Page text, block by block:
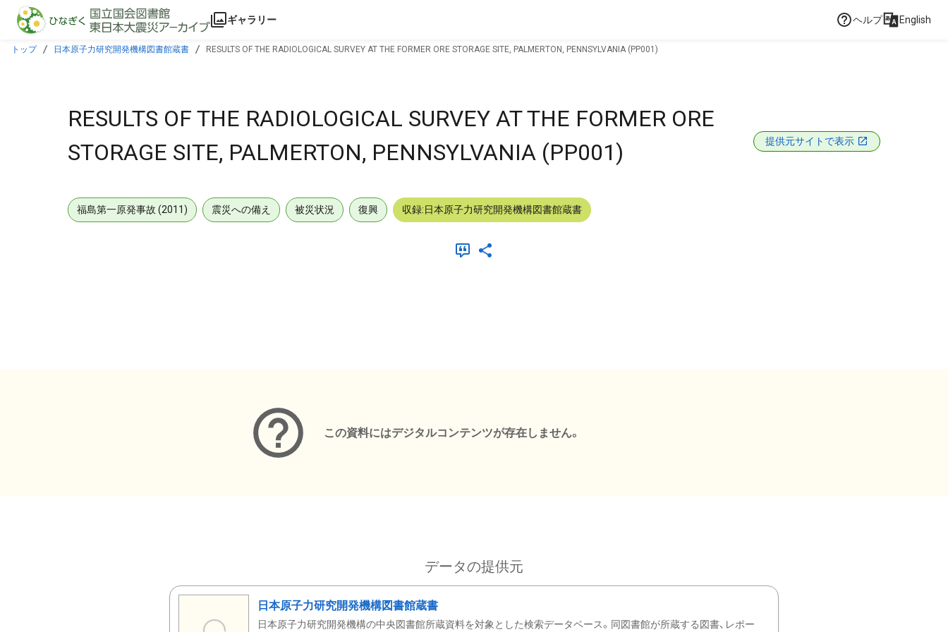
本文に飛ぶ
ギャラリー ヘルプ English
トップ 日本原子力研究開発機構図書館蔵書 RESULTS OF THE RADIOLOGICAL SURVEY AT THE FORMER ORE STORAGE SITE, PALMERTON, PENNSYLVANIA (PP001)
RESULTS OF THE RADIOLOGICAL SURVEY AT THE FORMER ORE
STORAGE SITE, PALMERTON, PENNSYLVANIA (PP001)
提供元サイトで表示
福島第一原発事故 (2011) 震災への備え 被災状況 復興 収録:日本原子力研究開発機構図書館蔵書
この資料にはデジタルコンテンツが存在しません。
データの提供元
日本原子力研究開発機構図書館蔵書
日本原子力研究開発機構の中央図書館所蔵資料を対象とした検索データベース。同図書館が所蔵する図書、レポー